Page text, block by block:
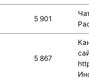
5 901
5 867